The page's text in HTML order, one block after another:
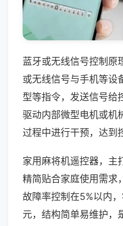
蓝牙或无线信号控制原
或无线信号与手机等设
型等指令，发送信号给
驱动内部微型电机或机
过程中进行干预，达到
家用麻将机遥控器，主
精简贴合家庭使用需求
故障率控制在5%以内
元，结构简单易维护，